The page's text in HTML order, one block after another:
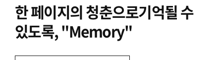
한 페이지의 청춘으로기억될 수
있도록, "Memory"